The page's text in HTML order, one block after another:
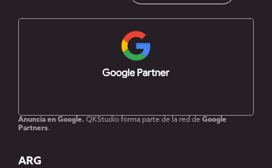
Anuncia en Google. QKStudio forma parte de la red de Google
Partners.
ARG